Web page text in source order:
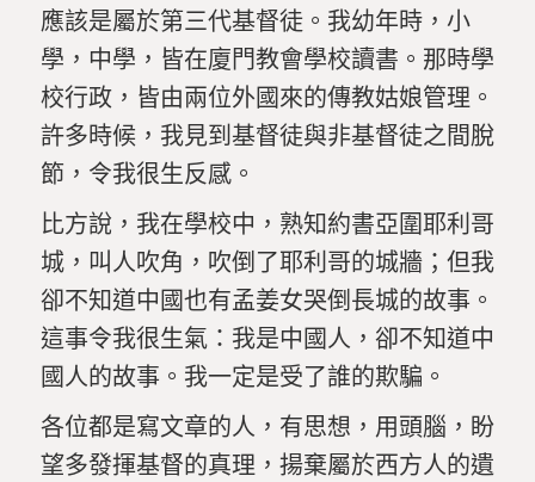
應該是屬於第三代基督徒。我幼年時，小
學，中學，皆在廈門教會學校讀書。那時學
校行政，皆由兩位外國來的傳教姑娘管理。
許多時候，我見到基督徒與非基督徒之間脫
節，令我很生反感。
比方說，我在學校中，熟知約書亞圍耶利哥
城，叫人吹角，吹倒了耶利哥的城牆；但我
卻不知道中國也有孟姜女哭倒長城的故事。
這事令我很生氣：我是中國人，卻不知道中
國人的故事。我一定是受了誰的欺騙。
各位都是寫文章的人，有思想，用頭腦，盼
望多發揮基督的真理，揚棄屬於西方人的遺